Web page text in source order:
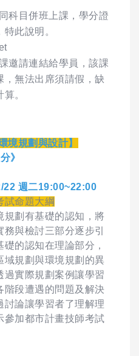
科目併班上課，學分證
此說明。
邀請連結給學員，該課
，無法出席須請假，缺
。
境規劃與設計】
》
週二19:00~22:00
試命題大綱
規劃有基礎的認知，將
與檢討三部分逐步引
的認知在理論部分，
域規劃與環境規劃的異
過實際規劃案例讓學習
階段遭遇的問題及解決
討論讓學習者了理解理
參加都市計畫技師考試